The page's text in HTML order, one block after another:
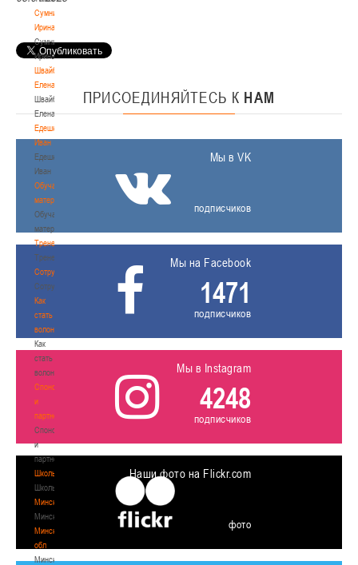
Сумникова
Ирина
Сумникова
Ирина
Швайбович
Елена
Швайбович
Елена
Едешко
Иван
Едешко
Иван
Обучающие
материалы
Обучающие
материалы
Тренерам
Тренерам
Сотрудничество
Сотрудничество
Как
стать
волонтером
Как
стать
волонтером
Спонсоры
и
партнеры
Спонсоры
и
партнеры
Школы
Школы
Минск
Минск
Минская
обл
Минская
ПРИСОЕДИНЯЙТЕСЬ К НАМ
Мы в VK
подписчиков
Мы на Facebook
1471
подписчиков
Мы в Instagram
4248
подписчиков
Наши фото на Flickr.com
фото